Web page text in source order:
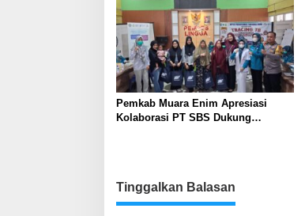
Pemkab Muara Enim Apresiasi
Kolaborasi PT SBS Dukung
Tinggalkan Balasan